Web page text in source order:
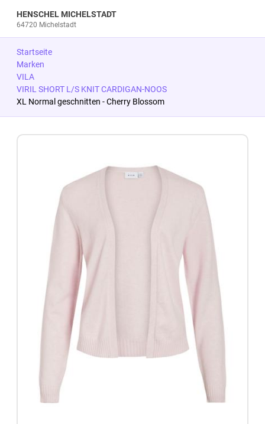
HENSCHEL MICHELSTADT
64720 Michelstadt
Startseite
Marken
VILA
VIRIL SHORT L/S KNIT CARDIGAN-NOOS
XL Normal geschnitten - Cherry Blossom